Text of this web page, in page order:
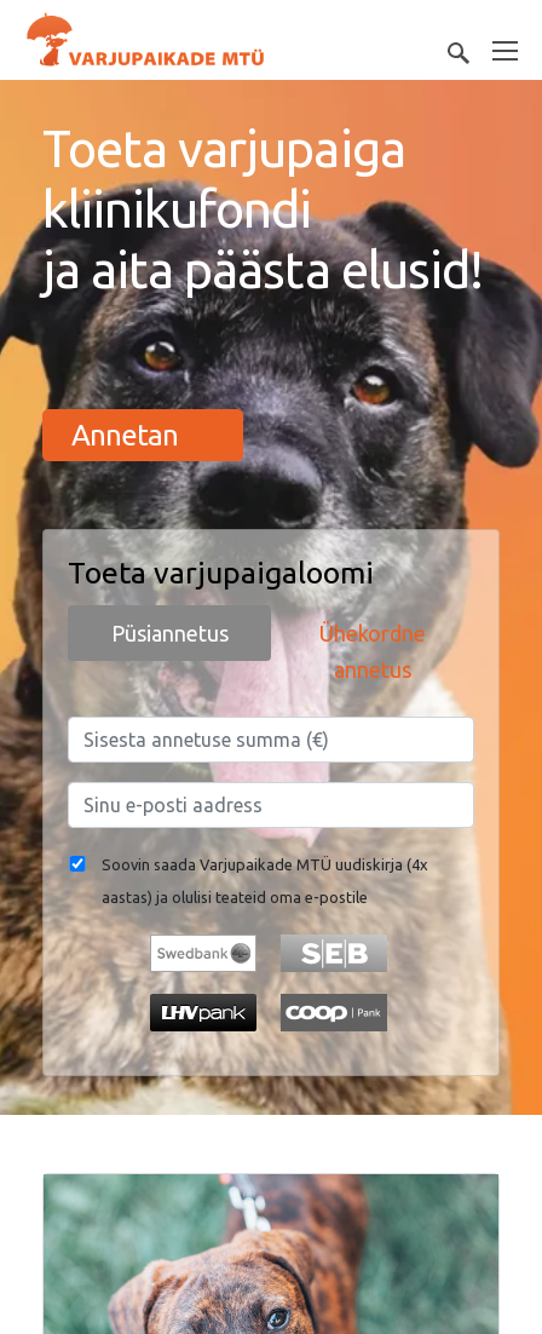
Toeta varjupaiga
kliinikufondi
ja aita päästa elusid!
Annetan
Toeta varjupaigaloomi
Püsiannetus
Ühekordne
annetus
Soovin saada Varjupaikade MTÜ uudiskirja (4x
aastas) ja olulisi teateid oma e-postile